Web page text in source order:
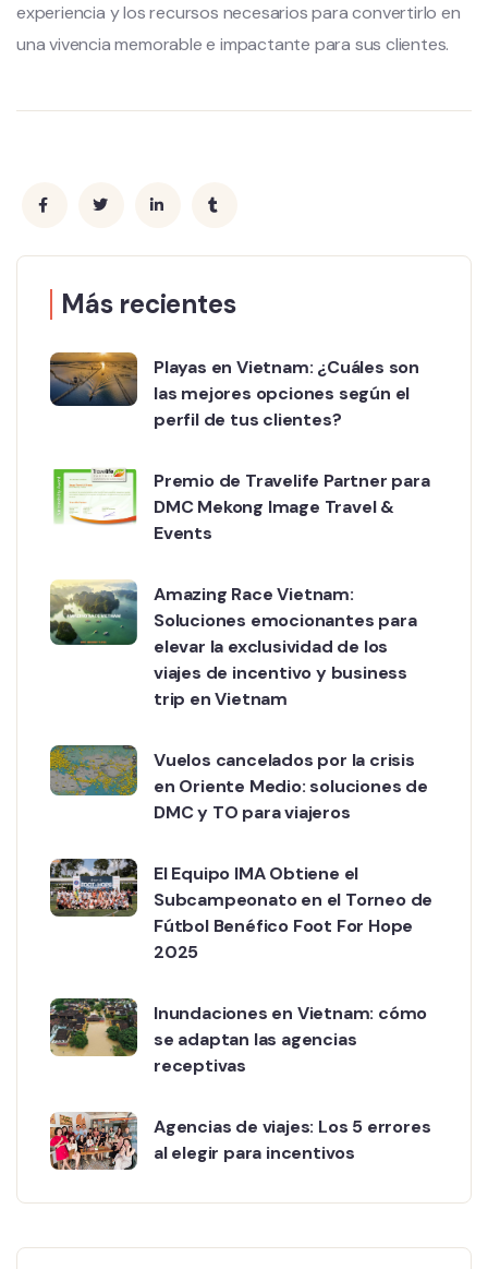
experiencia y los recursos necesarios para convertirlo en
una vivencia memorable e impactante para sus clientes.
Más recientes
Playas en Vietnam: ¿Cuáles son
las mejores opciones según el
perfil de tus clientes?
Premio de Travelife Partner para
DMC Mekong Image Travel &
Events
Amazing Race Vietnam:
Soluciones emocionantes para
elevar la exclusividad de los
viajes de incentivo y business
trip en Vietnam
Vuelos cancelados por la crisis
en Oriente Medio: soluciones de
DMC y TO para viajeros
El Equipo IMA Obtiene el
Subcampeonato en el Torneo de
Fútbol Benéfico Foot For Hope
2025
Inundaciones en Vietnam: cómo
se adaptan las agencias
receptivas
Agencias de viajes: Los 5 errores
al elegir para incentivos